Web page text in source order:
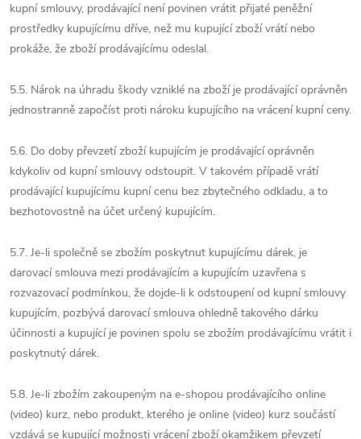
kupní smlouvy, prodávající není povinen vrátit přijaté peněžní
prostředky kupujícímu dříve, než mu kupující zboží vrátí nebo
prokáže, že zboží prodávajícímu odeslal.
5.5. Nárok na úhradu škody vzniklé na zboží je prodávající oprávněn
jednostranně započíst proti nároku kupujícího na vrácení kupní ceny.
5.6. Do doby převzetí zboží kupujícím je prodávající oprávněn
kdykoliv od kupní smlouvy odstoupit. V takovém případě vrátí
prodávající kupujícímu kupní cenu bez zbytečného odkladu, a to
bezhotovostně na účet určený kupujícím.
5.7. Je-li společně se zbožím poskytnut kupujícímu dárek, je
darovací smlouva mezi prodávajícím a kupujícím uzavřena s
rozvazovací podmínkou, že dojde-li k odstoupení od kupní smlouvy
kupujícím, pozbývá darovací smlouva ohledně takového dárku
účinnosti a kupující je povinen spolu se zbožím prodávajícímu vrátit i
poskytnutý dárek.
5.8. Je-li zbožím zakoupeným na e-shopou prodávajícího online
(video) kurz, nebo produkt, kterého je online (video) kurz součástí
vzdává se kupující možnosti vrácení zboží okamžikem převzetí